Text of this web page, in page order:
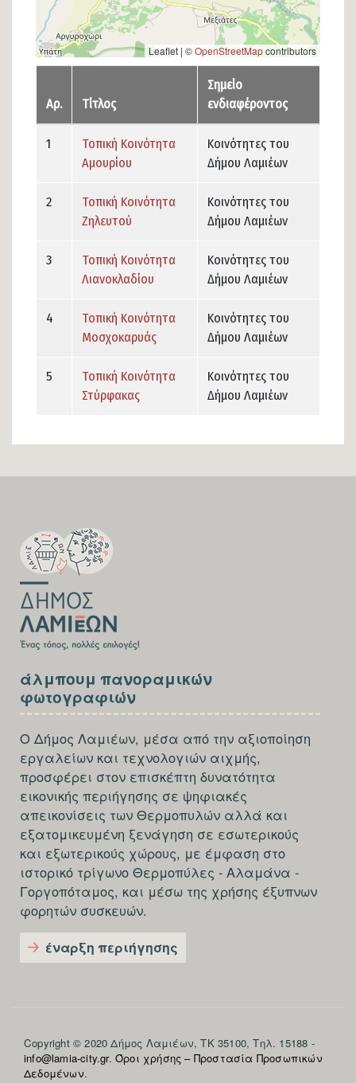
Leaflet | ©OpenStreetMapcontributors
Αρ. Τίτλος
Σημείο
ενδιαφέροντος
1
Τοπική Κοινότητα
Αμουρίου
Κοινότητες του
Δήμου Λαμιέων
2
Τοπική Κοινότητα
Ζηλευτού
Κοινότητες του
Δήμου Λαμιέων
3
Τοπική Κοινότητα
Λιανοκλαδίου
Κοινότητες του
Δήμου Λαμιέων
4
Τοπική Κοινότητα
Μοσχοκαρυάς
Κοινότητες του
Δήμου Λαμιέων
5
Τοπική Κοινότητα
Στύρφακας
Κοινότητες του
Δήμου Λαμιέων
FOOTER-
FIRST
SECTION
FOOTER-
THIRD
άλμπουμ πανοραμικών
φωτογραφιών
Ο Δήμος Λαμιέων, μέσα από την αξιοποίηση
εργαλείων και τεχνολογιών αιχμής,
προσφέρει στον επισκέπτη δυνατότητα
εικονικής περιήγησης σε ψηφιακές
απεικονίσεις των Θερμοπυλών αλλά και
εξατομικευμένη ξενάγηση σε εσωτερικούς
και εξωτερικούς χώρους, με έμφαση στο
ιστορικό τρίγωνο Θερμοπύλες - Αλαμάνα -
Γοργοπόταμος, και μέσω της χρήσης έξυπνων
φορητών συσκευών.
έναρξη περιήγησης
Section
footer-
Copyright © 2020 Δήμος Λαμιέων, ΤΚ 35100, Τηλ. 15188 -
info@lamia-city.gr.Όροι χρήσης – Προστασία Προσωπικών
Δεδομένων.